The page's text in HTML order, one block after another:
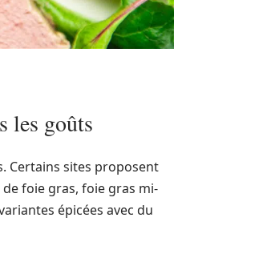
les goûts
Certains sites proposent
foie gras, foie gras mi-
épicées avec du